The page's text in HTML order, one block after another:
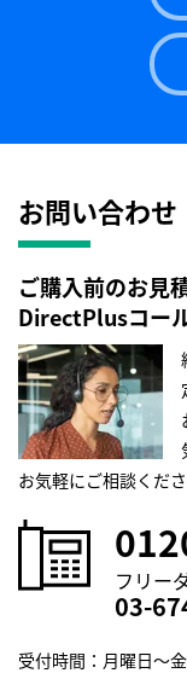
お問い合わせ
ご購入前のお見
DirectPlusコー
お気軽にご相談くださ
フリー
03-
受付時間：月曜日～